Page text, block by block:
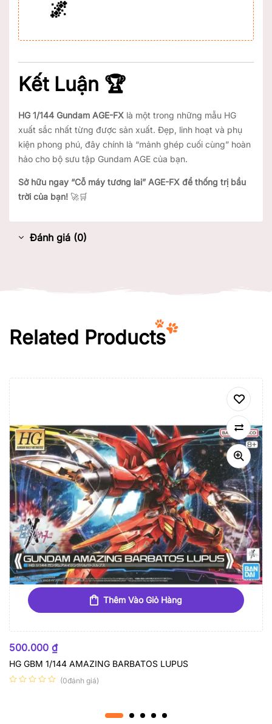
🌌
Kết Luận 🏆
HG 1/144 Gundam AGE-FX là một trong những mẫu HG
xuất sắc nhất từng được sản xuất. Đẹp, linh hoạt và phụ
kiện phong phú, đây chính là “mảnh ghép cuối cùng” hoàn
hảo cho bộ sưu tập Gundam AGE của bạn.
Sở hữu ngay “Cỗ máy tương lai” AGE-FX để thống trị bầu
trời của bạn! 🚀🛒
Đánh giá (0)
Related Products
Thêm Vào Giỏ Hàng
500.000 ₫
HG GBM 1/144 AMAZING BARBATOS LUPUS
(0đánh giá)